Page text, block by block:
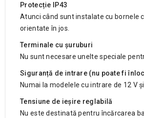
Protecție IP43
Atunci când sunt instalate cu bornele
orientate în jos.
Terminale cu șuruburi
Nu sunt necesare unelte speciale
Siguranță de intrare (nu poate fi
Numai la modelele cu intrare de 12 V și
Tensiune de ieșire reglabilă
Nu este destinată pentru încărcarea